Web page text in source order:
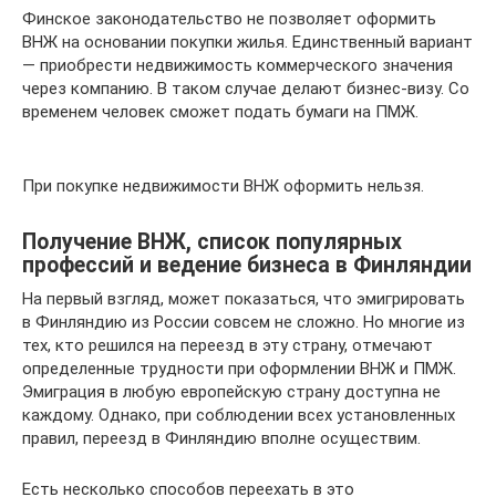
Финское законодательство не позволяет оформить
ВНЖ на основании покупки жилья. Единственный вариант
— приобрести недвижимость коммерческого значения
через компанию. В таком случае делают бизнес-визу. Со
временем человек сможет подать бумаги на ПМЖ.
При покупке недвижимости ВНЖ оформить нельзя.
Получение ВНЖ, список популярных
профессий и ведение бизнеса в Финляндии
На первый взгляд, может показаться, что эмигрировать
в Финляндию из России совсем не сложно. Но многие из
тех, кто решился на переезд в эту страну, отмечают
определенные трудности при оформлении ВНЖ и ПМЖ.
Эмиграция в любую европейскую страну доступна не
каждому. Однако, при соблюдении всех установленных
правил, переезд в Финляндию вполне осуществим.
Есть несколько способов переехать в это